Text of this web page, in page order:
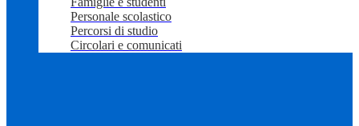
Personale scolastico
Percorsi di studio
Circolari e comunicati